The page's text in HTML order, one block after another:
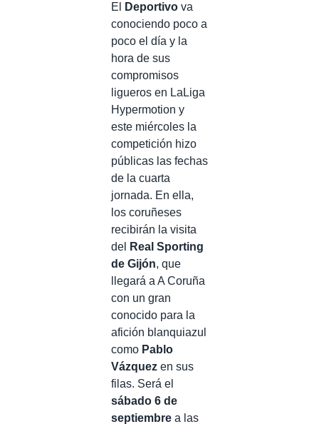
El Deportivo va
conociendo poco a
poco el día y la
hora de sus
compromisos
ligueros en LaLiga
Hypermotion y
este miércoles la
competición hizo
públicas las fechas
de la cuarta
jornada. En ella,
los coruñeses
recibirán la visita
del
Real Sporting
de Gijón, que
llegará a A Coruña
con un gran
conocido para la
afición blanquiazul
como Pablo
Vázquez en sus
filas. Será el
sábado 6 de
septiembre a las